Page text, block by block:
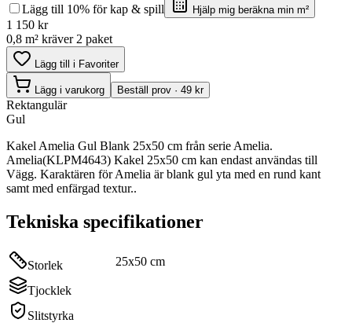
Lägg till 10% för kap & spill
Hjälp mig beräkna min m²
1 150 kr
0,8 m² kräver 2 paket
Lägg till i Favoriter
Lägg i varukorg Beställ prov · 49 kr
Rektangulär
Gul
Kakel Amelia Gul Blank 25x50 cm från serie Amelia.
Amelia(KLPM4643) Kakel 25x50 cm kan endast användas till
Vägg. Karaktären för Amelia är blank gul yta med en rund kant
samt med enfärgad textur..
Tekniska specifikationer
Storlek 25x50 cm
Tjocklek
Slitstyrka